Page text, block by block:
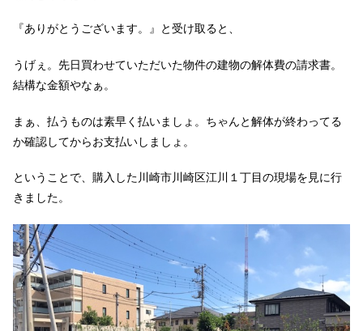
『ありがとうございます。』と受け取ると、
うげぇ。先日買わせていただいた物件の建物の解体費の請求書。
結構な金額やなぁ。
まぁ、払うものは素早く払いましょ。ちゃんと解体が終わってる
か確認してからお支払いしましょ。
ということで、購入した川崎市川崎区江川１丁目の現場を見に行
きました。